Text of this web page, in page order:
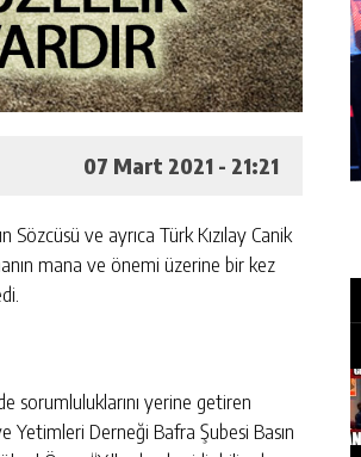
07 Mart 2021 - 21:21
ve ayrıca Türk Kızılay Canik
mana ve önemi üzerine bir kez
sorumluluklarını yerine getiren
Yetimleri Derneği Bafra Şubesi Basın